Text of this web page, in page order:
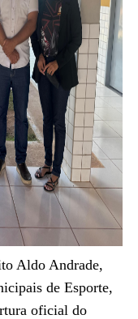
Aldo Andrade,
de Esporte,
oficial do